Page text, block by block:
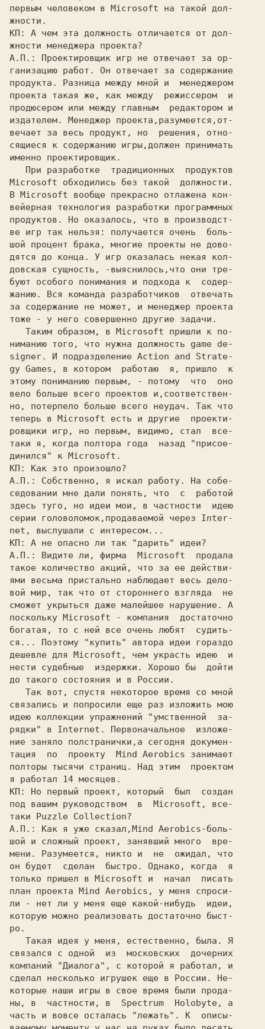
первым человеком в Microsoft на такой дол-
КП: А чем эта должность отличается от дол-
А.П.: Проектировщик игр не отвечает за ор-
ганизацию работ. Он отвечает за содержание
продукта. Разница между мной и  менеджером
проекта такая же, как между  режиссером  и
продюсером или между главным  редактором и
издателем. Менеджер проекта,разумеется,от-
вечает за весь продукт, но  решения, отно-
сящиеся к содержанию игры,должен принимать
именно проектировщик.
Microsoft обходились без такой  должности.
В Microsoft вообще прекрасно отлажена кон-
вейерная технология разработки программных
продуктов. Но оказалось, что в производст-
ве игр так нельзя: получается очень  боль-
шой процент брака, многие проекты не дово-
дятся до конца. У игр оказалась некая кол-
довская сущность, -выяснилось,что они тре-
буют особого понимания и подхода к  содер-
жанию. Вся команда разработчиков  отвечать
за содержание не может, и менеджер проекта
тоже - у него совершенно другие задачи.
   Таким образом, в
Microsoft пришли к по-
ниманию того, что нужна должность game de-
signer. И подразделение Action and Strate-
gy Games, в котором  работаю  я, пришло  к
этому пониманию первым, - потому  что  оно
вело больше всего проектов и,соответствен-
но, потерпело больше всего неудач. Так что
теперь в Microsoft есть и другие  проекти-
ровщики игр, но первым, видимо, стал  все-
таки я, когда полтора года  назад "присое-
динился" к Microsoft.
КП:
А.П.: Собственно, я искал работу. На собе-
седовании мне дали понять, что  с  работой
здесь туго, но идеи мои, в частности  идею
серии головоломок,продаваемой через Inter-
КП:
А.П.: Видите ли, фирма Microsoft продала
такое количество акций, что за ее действи-
ями весьма пристально наблюдает весь дело-
вой мир, так что от стороннего взгляда  не
сможет укрыться даже малейшее нарушение. А
поскольку Microsoft
- компания  достаточно
богатая, то с ней все очень любят  судить-
ся... Поэтому "купить" автора идеи гораздо
дешевле для Microsoft, чем украсть идею  и
нести судебные  издержки. Хорошо бы  дойти
до такого состояния и в России.
связались и попросили еще раз изложить мою
идею коллекции упражнений "умственной  за-
рядки" в Internet. Первоначальное  изложе-
ние заняло полстранички,а сегодня докумен-
тация  по  проекту Mind Aerobics занимает
полторы тысячи страниц. Над этим  проектом
КП: Но первый проект, который  был  создан
под вашим руководством  в Microsoft, все-
таки Puzzle Collection?
А.П.: Как я уже сказал,Mind Aerobics-боль-
шой и сложный проект, занявший много  вре-
мени. Разумеется, никто и  не  ожидал, что
он будет  сделан  быстро. Однако, когда  я
только пришел в Microsoft и  начал  писать
план проекта Mind Aerobics, у меня спроси-
ли - нет ли у меня еще какой-нибудь  идеи,
которую можно реализовать достаточно быст-
ро.
связался с одной  из  московских  дочерних
компаний
"Диалога", с которой я работал, и
сделал несколько игрушек еще в России. Не-
которые наши игры в свое время были прода-
ны, в  частности, в Spectrum  Holobyte, а
часть и вовсе осталась "лежать". К  описы-